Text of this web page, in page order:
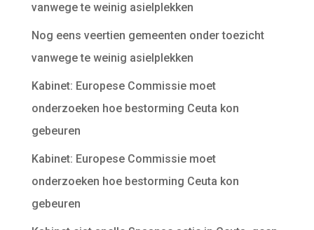
vanwege te weinig asielplekken
Nog eens veertien gemeenten onder toezicht
vanwege te weinig asielplekken
Kabinet: Europese Commissie moet
onderzoeken hoe bestorming Ceuta kon
gebeuren
Kabinet: Europese Commissie moet
onderzoeken hoe bestorming Ceuta kon
gebeuren